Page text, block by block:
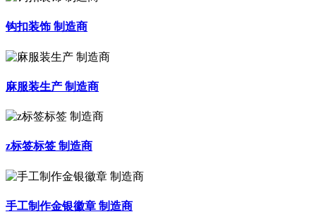
钩扣装饰 制造商
麻服装生产 制造商
z标签标签 制造商
手工制作金银徽章 制造商